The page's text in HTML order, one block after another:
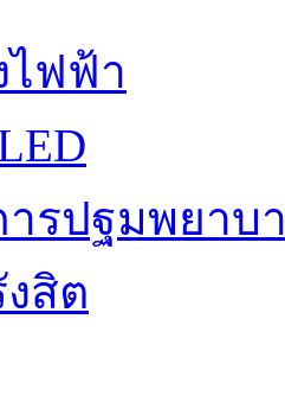
ฟฟ้า
รปฐมพยาบ
สิต